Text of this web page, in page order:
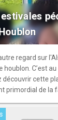
regard sur
houblon. C’est
découvrir cette
primordial de la
sorties